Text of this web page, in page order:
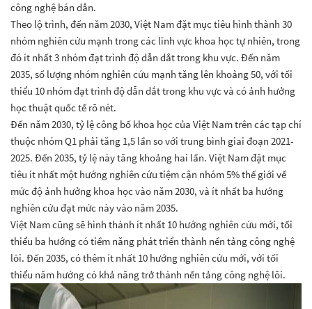
công nghệ bán dẫn.
Theo lộ trình, đến năm 2030, Việt Nam đặt mục tiêu hình thành 30
nhóm nghiên cứu mạnh trong các lĩnh vực khoa học tự nhiên, trong
đó ít nhất 3 nhóm đạt trình độ dẫn dắt trong khu vực. Đến năm
2035, số lượng nhóm nghiên cứu mạnh tăng lên khoảng 50, với tối
thiểu 10 nhóm đạt trình độ dẫn dắt trong khu vực và có ảnh hưởng
học thuật quốc tế rõ nét.
Đến năm 2030, tỷ lệ công bố khoa học của Việt Nam trên các tạp chí
thuộc nhóm Q1 phải tăng 1,5 lần so với trung bình giai đoạn 2021-
2025. Đến 2035, tỷ lệ này tăng khoảng hai lần. Việt Nam đặt mục
tiêu ít nhất một hướng nghiên cứu tiệm cận nhóm 5% thế giới về
mức độ ảnh hưởng khoa học vào năm 2030, và ít nhất ba hướng
nghiên cứu đạt mức này vào năm 2035.
Việt Nam cũng sẽ hình thành ít nhất 10 hướng nghiên cứu mới, tối
thiểu ba hướng có tiềm năng phát triển thành nền tảng công nghệ
lõi. Đến 2035, có thêm ít nhất 10 hướng nghiên cứu mới, với tối
thiểu năm hướng có khả năng trở thành nền tảng công nghệ lõi.